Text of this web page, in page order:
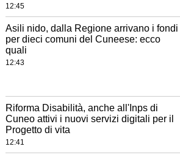
12:45
Asili nido, dalla Regione arrivano i fondi
per dieci comuni del Cuneese: ecco
quali
12:43
Riforma Disabilità, anche all'Inps di
Cuneo attivi i nuovi servizi digitali per il
Progetto di vita
12:41